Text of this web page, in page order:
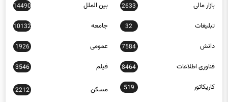
بازار مالی 2633 بین الملل 14490
تبلیغات 32 جامعه 10132
دانش 7584 عمومی 1926
فناوری اطلاعات 8464 فیلم 3546
کاریکاتور 519 مسکن 2212